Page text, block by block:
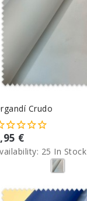
Crudo
€
25 In Stock